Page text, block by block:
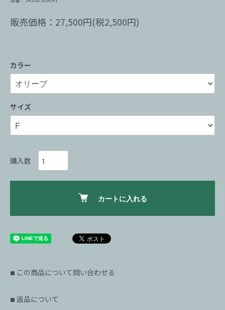
販売価格：27,500円(税2,500円)
カラー
サイズ
購入数
カートに入れる
■ この商品について問い合わせる
■ 返品について